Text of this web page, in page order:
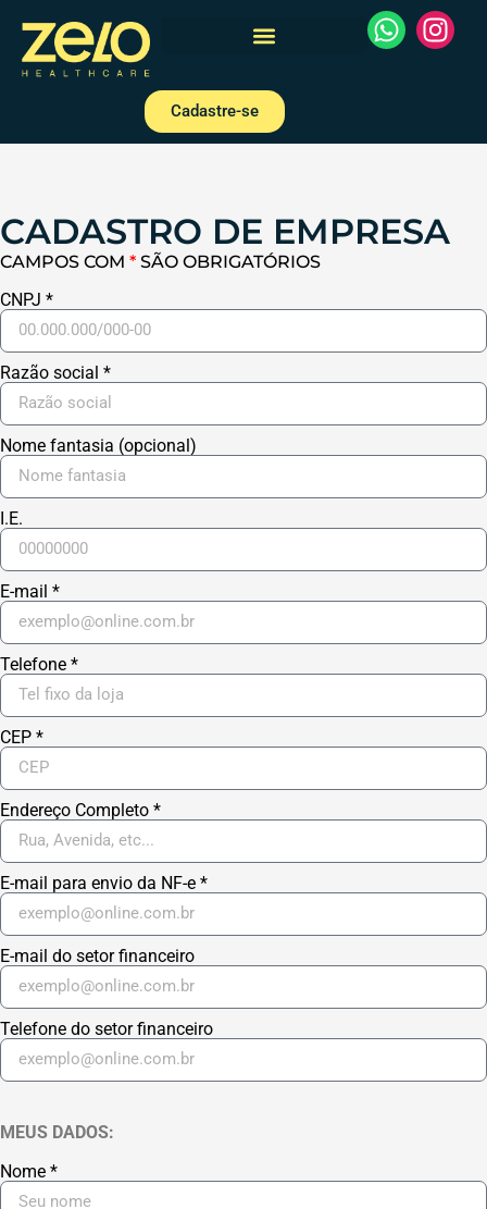
Cadastre-se
CADASTRO DE EMPRESA
CAMPOS COM * SÃO OBRIGATÓRIOS
CNPJ *
Razão social *
Nome fantasia (opcional)
I.E.
E-mail *
Telefone *
CEP *
Endereço Completo *
E-mail para envio da NF-e *
E-mail do setor financeiro
Telefone do setor financeiro
MEUS DADOS:
Nome *